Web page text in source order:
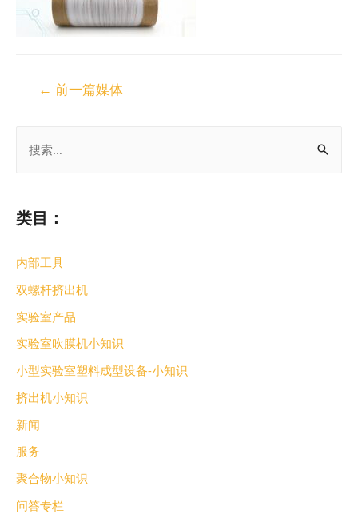
类目：
内部工具
双螺杆挤出机
实验室产品
实验室吹膜机小知识
小型实验室塑料成型设备-小知识
挤出机小知识
新闻
服务
聚合物小知识
问答专栏
← 前一篇媒体